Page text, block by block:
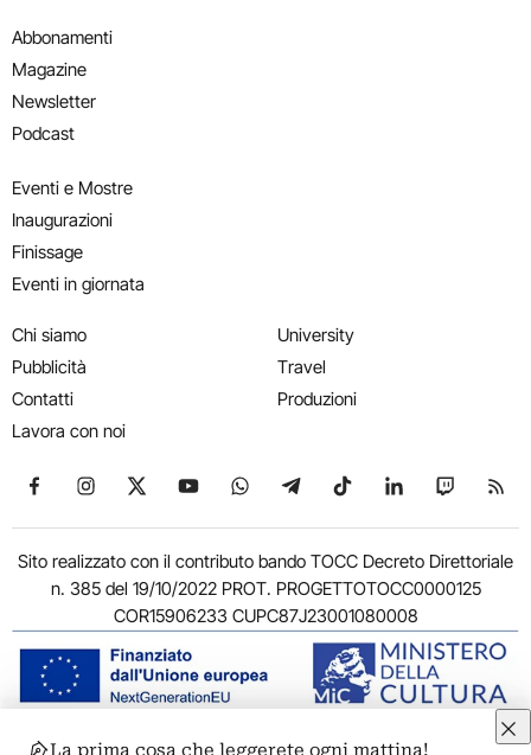
Abbonamenti
Magazine
Newsletter
Podcast
Eventi e Mostre
Inaugurazioni
Finissage
Eventi in giornata
Chi siamo
Pubblicità
Contatti
Lavora con noi
University
Travel
Produzioni
Seguici su Facebook
Seguici su Instagram
Seguici su X
Seguici su YouTube
Seguici su WhatsApp
Seguici su Telegram
Seguici su TikTok
Seguici su
Seguici
Sito realizzato con il contributo bando TOCC Decreto Direttoriale
n. 385 del 19/10/2022 PROT. PROGETTOTOCC0000125
COR15906233 CUPC87J23001080008
La prima cosa che leggerete ogni mattina!